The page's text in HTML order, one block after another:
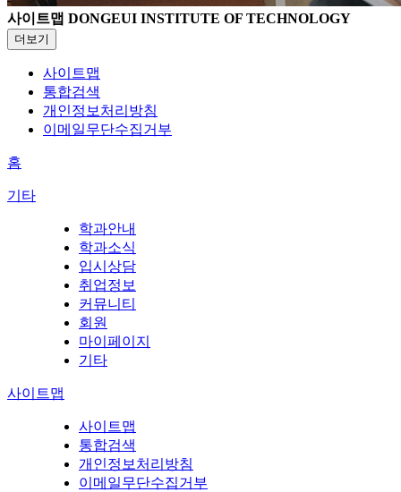
사이트맵 DONGEUI INSTITUTE OF TECHNOLOGY
더보기
사이트맵
통합검색
개인정보처리방침
이메일무단수집거부
홈
기타
학과안내
학과소식
입시상담
취업정보
커뮤니티
회원
마이페이지
기타
사이트맵
사이트맵
통합검색
개인정보처리방침
이메일무단수집거부